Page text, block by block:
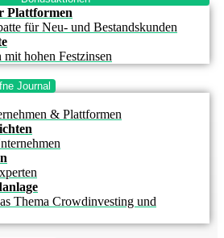
Plattformen
für Neu- und Bestandskunden
hohen Festzinsen
Journal
& Plattformen
Thema Crowdinvesting und